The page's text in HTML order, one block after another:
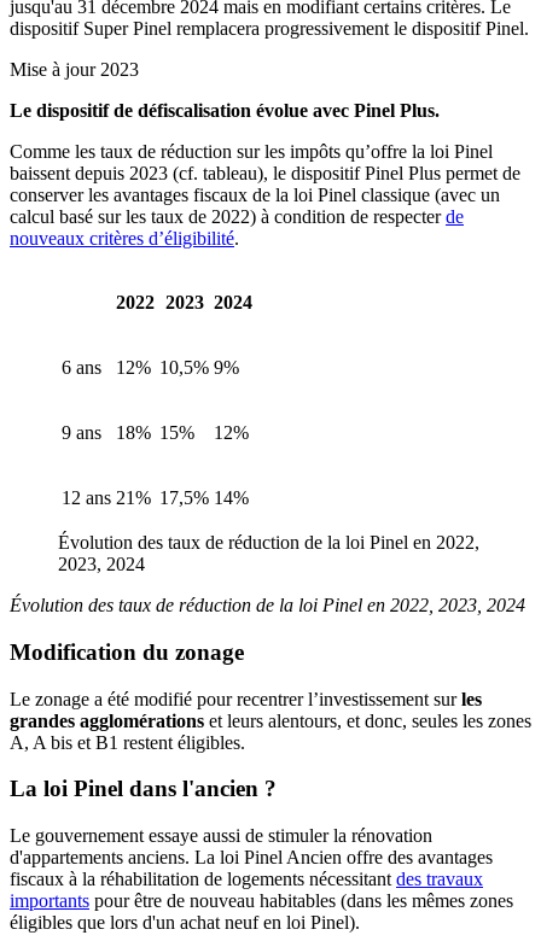
jusqu'au 31 décembre 2024 mais en modifiant certains critères. Le
dispositif Super Pinel remplacera progressivement le dispositif Pinel.
Mise à jour 2023
Le dispositif de défiscalisation évolue avec Pinel Plus.
Comme les taux de réduction sur les impôts qu’offre la loi Pinel
baissent depuis 2023 (cf. tableau), le dispositif Pinel Plus permet de
conserver les avantages fiscaux de la loi Pinel classique (avec un
calcul basé sur les taux de 2022) à condition de respecterde
nouveaux critères d’éligibilité.
2022 2023 2024
6 ans 12% 10,5% 9%
9 ans 18% 15% 12%
12 ans 21% 17,5% 14%
Évolution des taux de réduction de la loi Pinel en 2022,
2023, 2024
Évolution des taux de réduction de la loi Pinel en 2022, 2023, 2024
Modification du zonage
Le zonage a été modifié pour recentrer l’investissement surles
grandes agglomérations et leurs alentours, et donc, seules les zones
A, A bis et B1 restent éligibles.
La loi Pinel dans l'ancien ?
Le gouvernement essaye aussi de stimuler la rénovation
d'appartements anciens. La loi Pinel Ancien offre des avantages
fiscaux à la réhabilitation de logements nécessitant des travaux
importants pour être de nouveau habitables (dans les mêmes zones
éligibles que lors d'un achat neuf en loi Pinel).